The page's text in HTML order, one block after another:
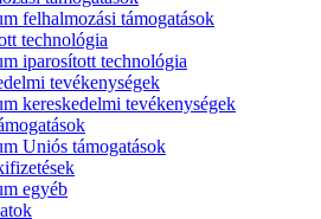
felhalmozási támogatások
technológia
iparosított technológia
tevékenységek
kereskedelmi tevékenységek
Uniós támogatások
egyéb